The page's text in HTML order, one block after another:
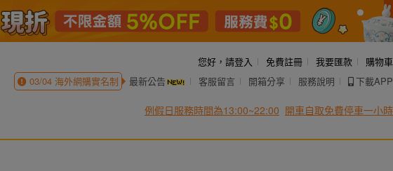
您好， 請登入 免費註冊 我要匯款
購物車
03/04海外網購實名制 最新公告 客服留言 開箱分享 服務說明 下載APP
例假日服務時間為13:00~22:00 開車自取免費停車一小時